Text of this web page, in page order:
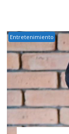
Entretenimiento